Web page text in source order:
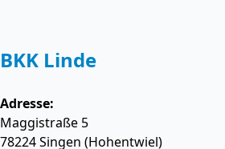
BKK Linde
Adresse:
Maggistraße 5
78224Singen (Hohentwiel)